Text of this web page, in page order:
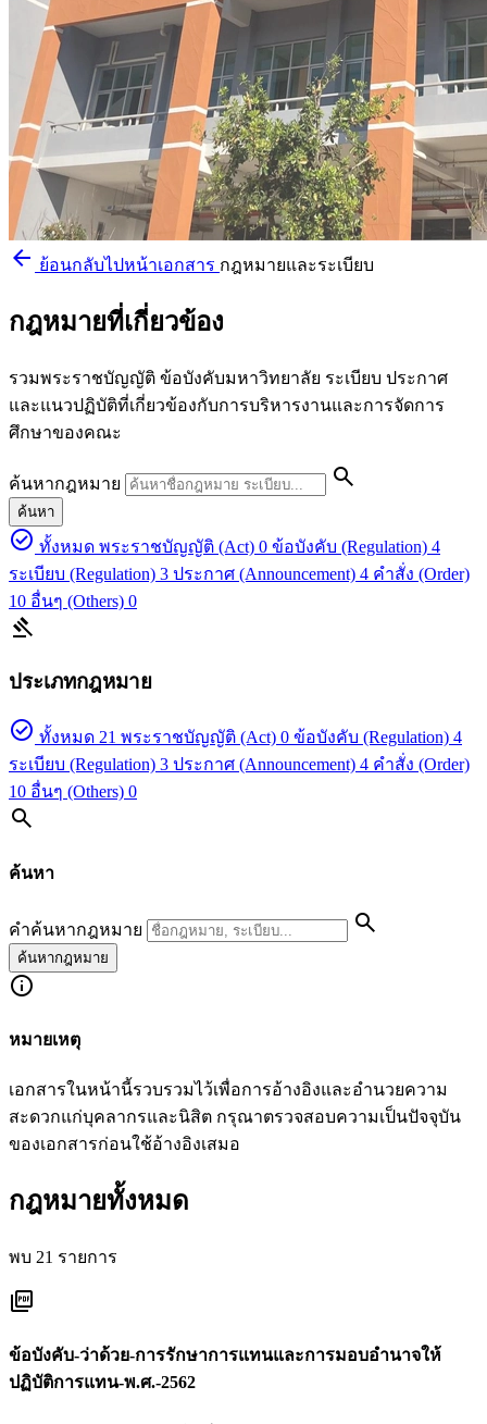
arrow_back ย้อนกลับไปหน้าเอกสาร กฎหมายและระเบียบ
กฎหมายที่เกี่ยวข้อง
รวมพระราชบัญญัติ ข้อบังคับมหาวิทยาลัย ระเบียบ ประกาศ
และแนวปฏิบัติที่เกี่ยวข้องกับการบริหารงานและการจัดการ
ศึกษาของคณะ
ค้นหากฎหมาย search
ค้นหา
check_circle ทั้งหมด พระราชบัญญัติ (Act) 0 ข้อบังคับ (Regulation) 4
ระเบียบ (Regulation) 3 ประกาศ (Announcement) 4 คำสั่ง (Order)
10 อื่นๆ (Others) 0
gavel
ประเภทกฎหมาย
check_circle ทั้งหมด 21 พระราชบัญญัติ (Act) 0 ข้อบังคับ (Regulation) 4
ระเบียบ (Regulation) 3 ประกาศ (Announcement) 4 คำสั่ง (Order)
10 อื่นๆ (Others) 0
search
ค้นหา
คำค้นหากฎหมาย search
ค้นหากฎหมาย
info
หมายเหตุ
เอกสารในหน้านี้รวบรวมไว้เพื่อการอ้างอิงและอำนวยความ
สะดวกแก่บุคลากรและนิสิต กรุณาตรวจสอบความเป็นปัจจุบัน
ของเอกสารก่อนใช้อ้างอิงเสมอ
กฎหมายทั้งหมด
พบ 21 รายการ
picture_as_pdf
ข้อบังคับ-ว่าด้วย-การรักษาการแทนและการมอบอำนาจให้
ปฏิบัติการแทน-พ.ศ.-2562